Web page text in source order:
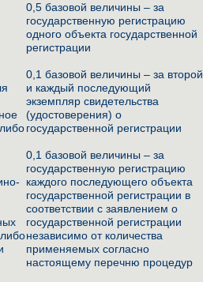
0,5 базовой величины – за
государственную регистрацию
одного объекта государственной
регистрации
0,1 базовой величины – за второй
и каждый последующий
экземпляр свидетельства
(удостоверения) о
государственной регистрации
0,1 базовой величины – за
государственную регистрацию
каждого последующего объекта
государственной регистрации в
соответствии с заявлением о
государственной регистрации
независимо от количества
применяемых согласно
настоящему перечню процедур